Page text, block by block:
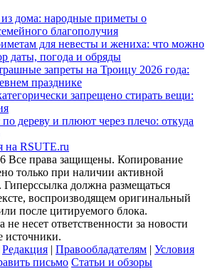
дома: народные приметы о
благополучия
для невесты и жениха: что можно
даты, погода и обряды
запреты на Троицу 2026 года:
празднике
запрещено стирать вещи:
по дереву и плюют через плечо: откуда
Все права защищены. Копирование
только при наличии активной
Гиперссылка должна размещаться
воспроизводящем оригинальный
после цитируемого блока.
несет ответственности за новости
источники.
Редакция | Правообладателям | Условия
письмо Статьи и обзоры